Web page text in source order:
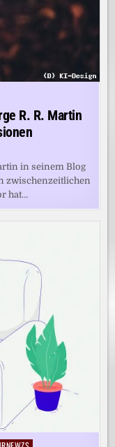
R. R. Martin
in seinem Blog
zwischenzeitlichen
hat…